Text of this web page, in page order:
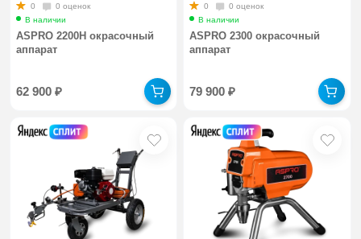
0
0 оценок
В наличии
ASPRO 2200H окрасочный
аппарат
62 900₽
0
0 оценок
В наличии
ASPRO 2300 окрасочный
аппарат
79 900₽